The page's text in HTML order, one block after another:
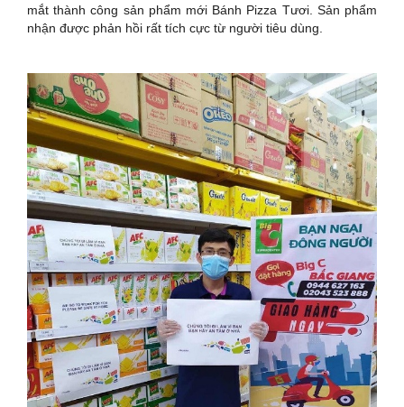
mắt thành công sản phẩm mới Bánh Pizza Tươi. Sản phẩm
nhận được phản hồi rất tích cực từ người tiêu dùng.